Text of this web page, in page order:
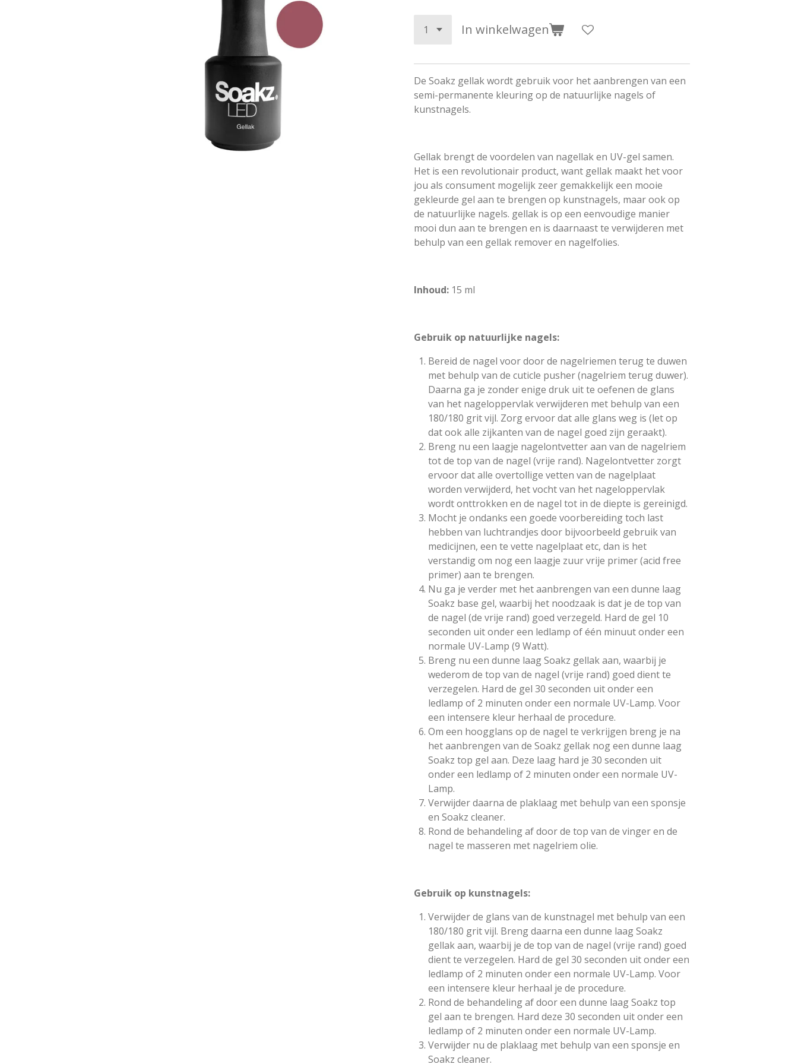
In winkelwagen
De Soakz gellak wordt gebruik voor het aanbrengen van een
semi-permanente kleuring op de natuurlijke nagels of
kunstnagels.
Gellak brengt de voordelen van nagellak en UV-gel samen.
Het is een revolutionair product, want gellak maakt het voor
jou als consument mogelijk zeer gemakkelijk een mooie
gekleurde gel aan te brengen op kunstnagels, maar ook op
de natuurlijke nagels. gellak is op een eenvoudige manier
mooi dun aan te brengen en is daarnaast te verwijderen met
behulp van een gellak remover en nagelfolies.
Inhoud: 15 ml
Gebruik op natuurlijke nagels:
Bereid de nagel voor door de nagelriemen terug te duwen
met behulp van de cuticle pusher (nagelriem terug duwer).
Daarna ga je zonder enige druk uit te oefenen de glans
van het nageloppervlak verwijderen met behulp van een
180/180 grit vijl. Zorg ervoor dat alle glans weg is (let op
dat ook alle zijkanten van de nagel goed zijn geraakt).
Breng nu een laagje nagelontvetter aan van de nagelriem
tot de top van de nagel (vrije rand). Nagelontvetter zorgt
ervoor dat alle overtollige vetten van de nagelplaat
worden verwijderd, het vocht van het nageloppervlak
wordt onttrokken en de nagel tot in de diepte is gereinigd.
Mocht je ondanks een goede voorbereiding toch last
hebben van luchtrandjes door bijvoorbeeld gebruik van
medicijnen, een te vette nagelplaat etc, dan is het
verstandig om nog een laagje zuur vrije primer (acid free
primer) aan te brengen.
Nu ga je verder met het aanbrengen van een dunne laag
Soakz base gel, waarbij het noodzaak is dat je de top van
de nagel (de vrije rand) goed verzegeld. Hard de gel 10
seconden uit onder een ledlamp of één minuut onder een
normale UV-Lamp (9 Watt).
Breng nu een dunne laag Soakz gellak aan, waarbij je
wederom de top van de nagel (vrije rand) goed dient te
verzegelen. Hard de gel 30 seconden uit onder een
ledlamp of 2 minuten onder een normale UV-Lamp. Voor
een intensere kleur herhaal de procedure.
Om een hoogglans op de nagel te verkrijgen breng je na
het aanbrengen van de Soakz gellak nog een dunne laag
Soakz top gel aan. Deze laag hard je 30 seconden uit
onder een ledlamp of 2 minuten onder een normale UV-
Lamp.
Verwijder daarna de plaklaag met behulp van een sponsje
en Soakz cleaner.
Rond de behandeling af door de top van de vinger en de
nagel te masseren met nagelriem olie.
Gebruik op kunstnagels:
Verwijder de glans van de kunstnagel met behulp van een
180/180 grit vijl. Breng daarna een dunne laag Soakz
gellak aan, waarbij je de top van de nagel (vrije rand) goed
dient te verzegelen. Hard de gel 30 seconden uit onder een
ledlamp of 2 minuten onder een normale UV-Lamp. Voor
een intensere kleur herhaal je de procedure.
Rond de behandeling af door een dunne laag Soakz top
gel aan te brengen. Hard deze 30 seconden uit onder een
ledlamp of 2 minuten onder een normale UV-Lamp.
Verwijder nu de plaklaag met behulp van een sponsje en
Soakz cleaner.